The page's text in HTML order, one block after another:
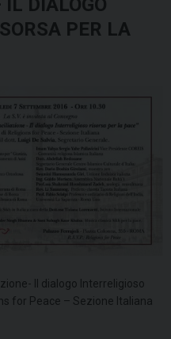
DIALOGO
PER LA
Il dialogo Interreligioso
for Peace – Sezione Italiana